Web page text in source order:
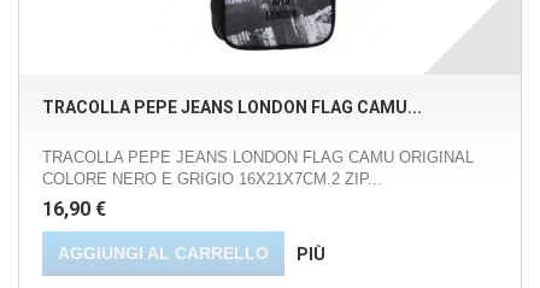
TRACOLLA PEPE JEANS LONDON FLAG CAMU...
TRACOLLA PEPE JEANS LONDON FLAG CAMU ORIGINAL
COLORE NERO E GRIGIO 16X21X7CM.2 ZIP...
16,90 €
AGGIUNGI AL CARRELLO PIÙ